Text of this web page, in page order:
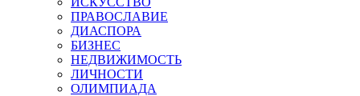
ПРАВОСЛАВИЕ
ДИАСПОРА
БИЗНЕС
НЕДВИЖИМОСТЬ
ЛИЧНОСТИ
ОЛИМПИАДА